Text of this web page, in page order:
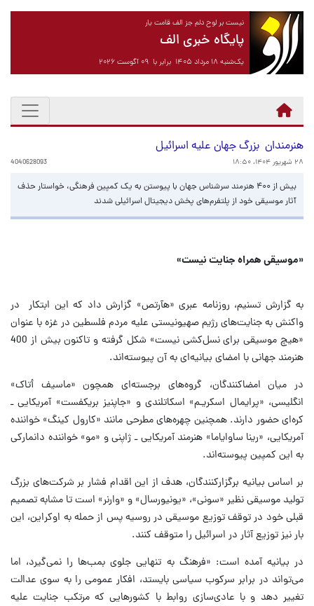
نیست بر لوح دلم جز الف قامت یار
پایگاه خبری الف
یک‌شنبه ۱۸ مرداد ۱۴۰۵ برابر با ۰۹ آگوست ۲۰۲۶
هنرمندان بزرگ جهان علیه اسرائیل
۲۸ شهریور ۱۴۰۴، ۱۸:۵۰ 4040628093
بیش از ۴۰۰ هنرمند سرشناس جهان با پیوستن به یک کمپین فرهنگی، خواستار حذف
آثار موسیقی خود از پلتفرم‌های پخش دیجیتال اسرائیلی شدند
«موسیقی همراه جنایت نیست»
به گزارش تسنیم، روزنامه عبری «هآرتص» گزارش داد که این ابتکار در
واکنش به جنایت‌های رژیم صهیونیستی علیه مردم فلسطین در غزه با عنوان
«هیچ موسیقی برای نسل‌کشی نیست» شکل گرفته و تاکنون بیش از 400
هنرمند جهانی با امضای بیانیه‌ای به آن پیوسته‌اند.
در میان امضاکنندگان، گروه‌های برجسته‌ای همچون «ماسیف أتاک»
انگلیسی، «پرایمال اسکریـم» اسکاتلندی و «جاپنیز بریکفست» آمریکایی ـ
کره‌ای حضور دارند. همچنین چهره‌های مطرحی مانند «کارول کینگ» خواننده
آمریکایی، «رینا ساوایاما» هنرمند آمریکایی ـ ژاپنی و «مو» خواننده دانمارکی
به این کمپین پیوسته‌اند.
بر اساس بیانیه برگزارکنندگان، هدف از این اقدام فشار بر شرکت‌های بزرگ
تولید موسیقی نظیر «سونی»، «یونیورسال» و «وارنر» است تا مشابه تصمیم
قبلی خود در توقف توزیع موسیقی در روسیه پس از حمله به اوکراین، این
بار نیز توزیع آثار در اسرائیل را متوقف کنند.
در بیانیه آمده است: «فرهنگ به تنهایی جلوی بمب‌ها را نمی‌گیرد، اما
می‌تواند در برابر سرکوب سیاسی بایستد، افکار عمومی را به سوی عدالت
تغییر دهد و با عادی‌سازی روابط با کشورهایی که مرتکب جنایت علیه